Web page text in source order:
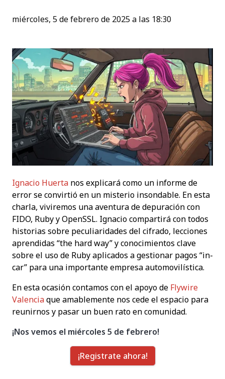
miércoles, 5 de febrero de 2025 a las 18:30
Ignacio Huerta nos explicará como un informe de
error se convirtió en un misterio insondable. En esta
charla, viviremos una aventura de depuración con
FIDO, Ruby y OpenSSL. Ignacio compartirá con todos
historias sobre peculiaridades del cifrado, lecciones
aprendidas “the hard way” y conocimientos clave
sobre el uso de Ruby aplicados a gestionar pagos “in-
car” para una importante empresa automovilística.
En esta ocasión contamos con el apoyo de Flywire
Valenciaque amablemente nos cede el espacio para
reunirnos y pasar un buen rato en comunidad.
¡Nos vemos el miércoles 5 de febrero!
¡Registrate ahora!